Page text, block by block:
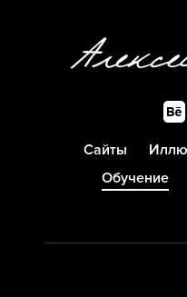
Сайты
Обучение